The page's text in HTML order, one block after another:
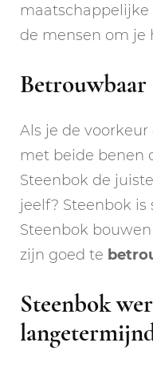
de mensen om je
Betrouwbaar
Als je de
met beide benen
Steenbok de
jeelf? Steenbok
Steenbok
zijn goed te
Steenbok